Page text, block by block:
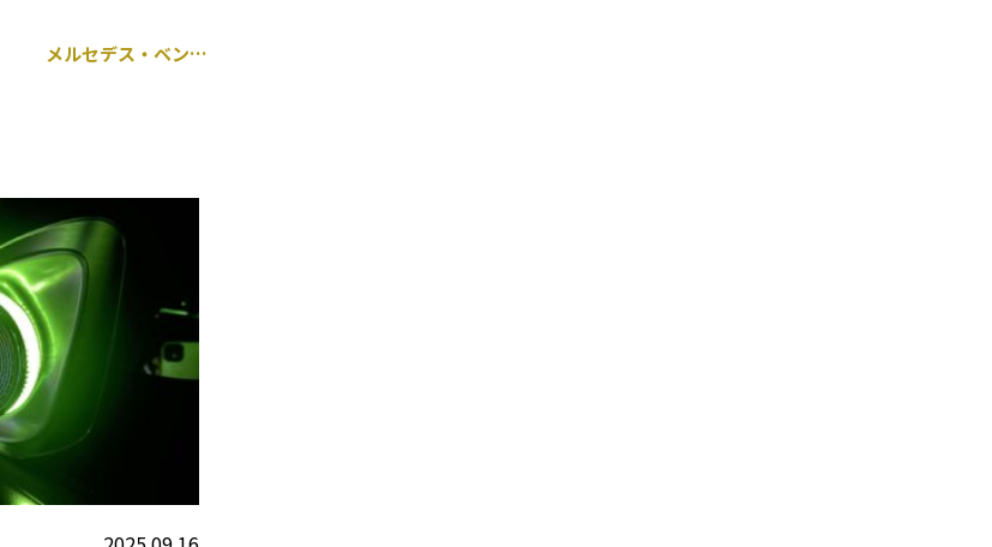
メルセデス・ベンツ Cクラス 205 バンパー入れ替え